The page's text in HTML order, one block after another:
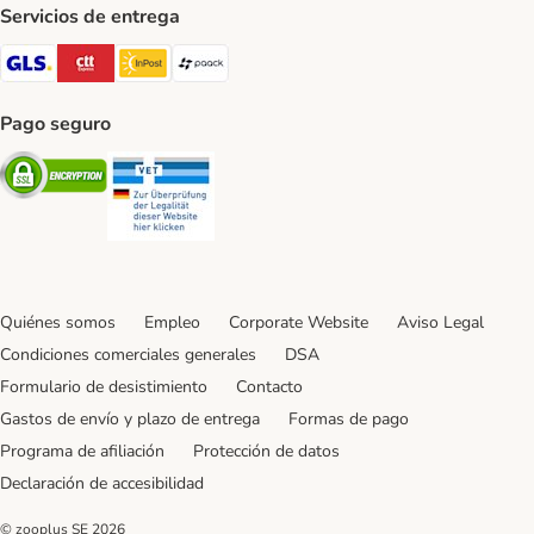
Servicios de entrega
GLS Shipping Method
CTTExpress Shipping Method
InPost Shipping Method
paack Shipping Method
Pago seguro
Security
Quiénes somos Empleo Corporate Website
Aviso Legal
Condiciones comerciales generales
DSA
Formulario de desistimiento
Contacto
Gastos de envío y plazo de entrega
Formas de pago
Programa de afiliación
Protección de datos
Declaración de accesibilidad
© zooplus SE 2026